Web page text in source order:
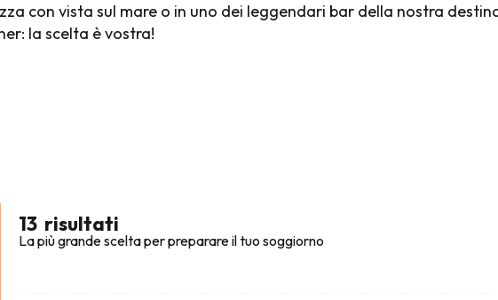
con vista sul mare o in uno dei leggendari bar della nostra
la scelta è vostra!
13 risultati
La più grande scelta per preparare il tuo soggiorno